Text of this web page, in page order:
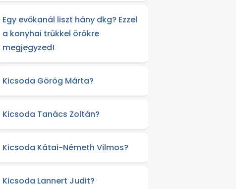
Egy evőkanál liszt hány dkg? Ezzel
a konyhai trükkel örökre
megjegyzed!
Kicsoda Görög Márta?
Kicsoda Tanács Zoltán?
Kicsoda Kátai-Németh Vilmos?
Kicsoda Lannert Judit?